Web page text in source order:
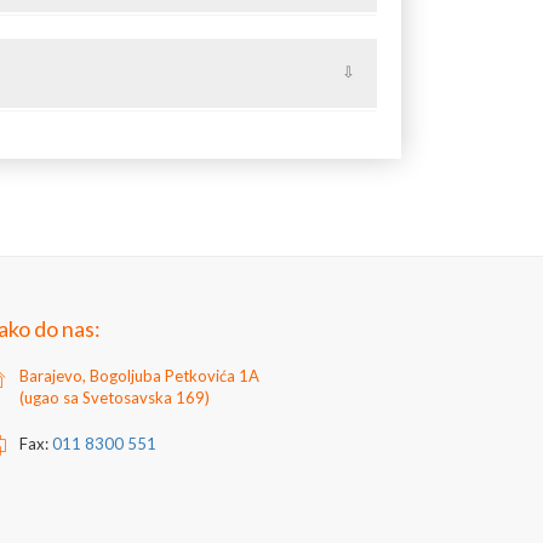
čeličnu ogradu kroz koje se provlače kutije
do nas:
Barajevo, Bogoljuba Petkovića 1A
(ugao sa Svetosavska 169)
Fax:011 8300 551